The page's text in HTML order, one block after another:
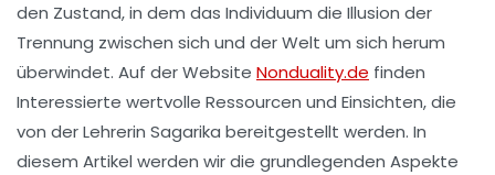
den Zustand, in dem das Individuum die Illusion der
Trennung zwischen sich und der Welt um sich herum
überwindet. Auf der Website Nonduality.de finden
Interessierte wertvolle Ressourcen und Einsichten, die
von der Lehrerin Sagarika bereitgestellt werden. In
diesem Artikel werden wir die grundlegenden Aspekte